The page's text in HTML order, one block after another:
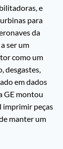
e
para
da
ser um
como um
desgastes,
em dados
GE montou
imprimir peças
manter um